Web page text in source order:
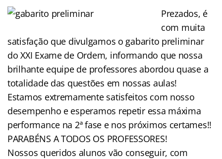
Prezados, é
com muita
satisfação que divulgamos o gabarito preliminar
do XXI Exame de Ordem, informando que nossa
brilhante equipe de professores abordou quase a
totalidade das questões em nossas aulas!
Estamos extremamente satisfeitos com nosso
desempenho e esperamos repetir essa máxima
performance na 2ª fase e nos próximos certames!!
PARABÉNS A TODOS OS PROFESSORES!
Nossos queridos alunos vão conseguir, com